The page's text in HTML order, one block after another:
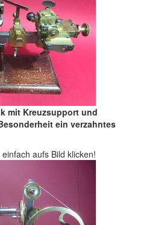
mit Kreuzsupport und
ein verzahntes
aufs Bild klicken!